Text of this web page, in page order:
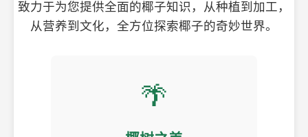
致力于为您提供全面的椰子知识，从种植到加工，
从营养到文化，全方位探索椰子的奇妙世界。
🌴